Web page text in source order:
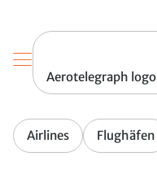
Aerotelegraph logo
Airlines Flughäfen